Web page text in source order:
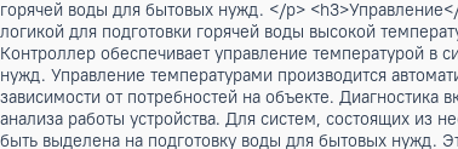
модельный ряд доступен с
решением для жилых и малых коммерческих
помещений и для санитарных нужд. Агрегат
максимальную надежность в эксплуатации,
короткий и эффективный цикл оттаивания. </
централизованных системах жилых зданий, таких